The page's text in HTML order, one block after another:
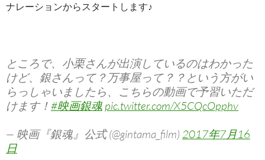
ナレーションからスタートします♪
ところで、小栗さんが出演しているのはわかった
けど、銀さんって？万事屋って？？という方がい
らっしゃいましたら、こちらの動画で予習いただ
けます！ #映画銀魂 pic.twitter.com/X5CQcOpphv
— 映画『銀魂』公式 (@gintama_film) 2017年7月16
日